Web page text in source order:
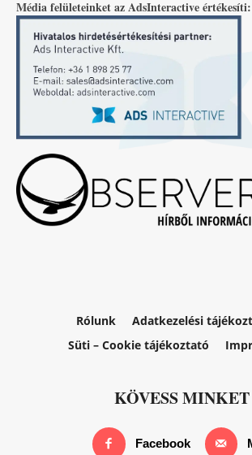
Média felületeinket az AdsInteractive értékesíti:
Rólunk
Adatkezelési
Süti – Cookie tájékoztató
KÖVESS MINKET
Facebook